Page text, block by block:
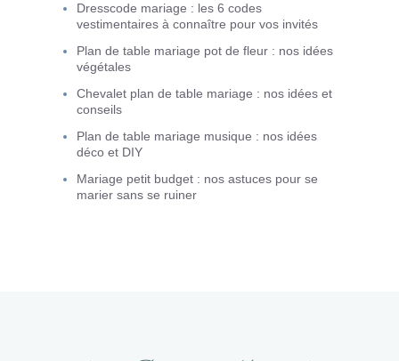
Dresscode mariage : les 6 codes
vestimentaires à connaître pour vos invités
Plan de table mariage pot de fleur : nos idées
végétales
Chevalet plan de table mariage : nos idées et
conseils
Plan de table mariage musique : nos idées
déco et DIY
Mariage petit budget : nos astuces pour se
marier sans se ruiner